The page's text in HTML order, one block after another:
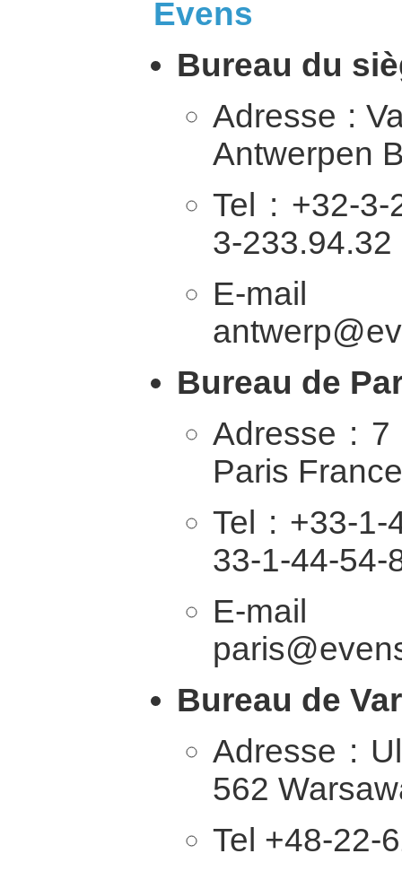
Evens
Bureau du
Adresse :
Antwerpen
Tel : +32-
3-233.94.32
E-
Bureau de
Adresse : 7
Paris France
Tel : +33-
33-1-44-54-
E-
Bureau de
Adresse :
562
Tel +48-22-